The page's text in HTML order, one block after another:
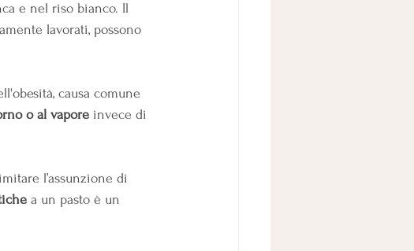
e nel riso bianco. Il
lavorati, possono
causa comune
o al vapore invece di
l’assunzione di
a un pasto è un